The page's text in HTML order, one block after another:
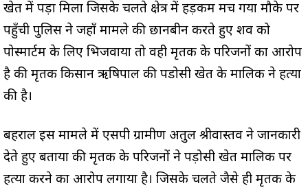
खेत में पड़ा मिला जिसके चलते क्षेत्र में हड़कम मच गया मौके पर
पहुँची पुलिस ने जहाँ मामले की छानबीन करते हुए शव को
पोस्मार्टम के लिए भिजवाया तो वही मृतक के परिजनों का आरोप
है की मृतक किसान ऋषिपाल की पडोसी खेत के मालिक ने हत्या
की है।
बहराल इस मामले में एसपी ग्रामीण अतुल श्रीवास्तव ने जानकारी
देते हुए बताया की मृतक के परिजनों ने पड़ोसी खेत मालिक पर
हत्या करने का आरोप लगाया है। जिसके चलते जैसे ही मृतक के